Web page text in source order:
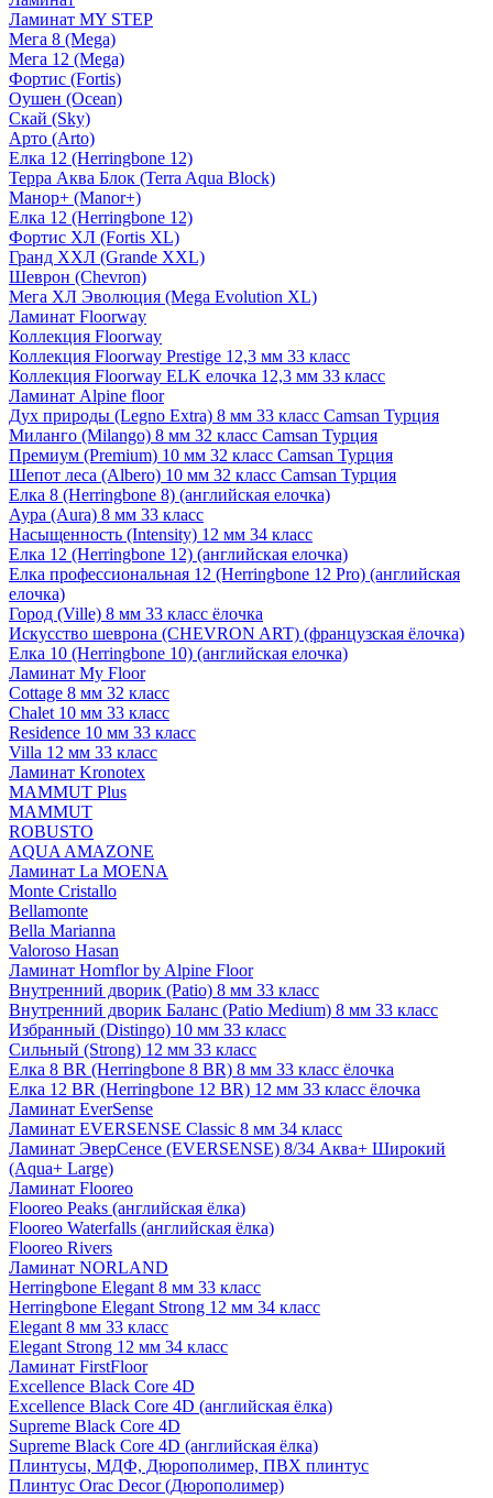
Ламинат MY STEP
Мега 8 (Mega)
Мега 12 (Mega)
Фортис (Fortis)
Оушен (Ocean)
Скай (Sky)
Арто (Arto)
Елка 12 (Herringbone 12)
Терра Аква Блок (Terra Aqua Block)
Манор+ (Manor+)
Елка 12 (Herringbone 12)
Фортис ХЛ (Fortis XL)
Гранд ХХЛ (Grande XXL)
Шеврон (Chevron)
Мега ХЛ Эволюция (Mega Evolution XL)
Ламинат Floorway
Коллекция Floorway
Коллекция Floorway Prestige 12,3 мм 33 класс
Коллекция Floorway ELK елочка 12,3 мм 33 класс
Ламинат Alpine floor
Дух природы (Legno Extra) 8 мм 33 класс Camsan Турция
Миланго (Milango) 8 мм 32 класс Camsan Турция
Премиум (Premium) 10 мм 32 класс Camsan Турция
Шепот леса (Albero) 10 мм 32 класс Camsan Турция
Елка 8 (Herringbone 8) (английская елочка)
Аура (Aura) 8 мм 33 класс
Насыщенность (Intensity) 12 мм 34 класс
Елка 12 (Herringbone 12) (английская елочка)
Елка профессиональная 12 (Herringbone 12 Pro) (английская
елочка)
Город (Ville) 8 мм 33 класс ёлочка
Искусство шеврона (CHEVRON ART) (французская ёлочка)
Елка 10 (Herringbone 10) (английская елочка)
Ламинат My Floor
Cottage 8 мм 32 класс
Chalet 10 мм 33 класс
Residence 10 мм 33 класс
Villa 12 мм 33 класс
Ламинат Kronotex
MAMMUT Plus
MAMMUT
ROBUSTO
AQUA AMAZONE
Ламинат La MOENA
Monte Cristallo
Bellamonte
Bella Marianna
Valoroso Hasan
Ламинат Homflor by Alpine Floor
Внутренний дворик (Patio) 8 мм 33 класс
Внутренний дворик Баланс (Patio Medium) 8 мм 33 класс
Избранный (Distingo) 10 мм 33 класс
Сильный (Strong) 12 мм 33 класс
Елка 8 BR (Herringbone 8 BR) 8 мм 33 класс ёлочка
Елка 12 BR (Herringbone 12 BR) 12 мм 33 класс ёлочка
Ламинат EverSense
Ламинат EVERSENSE Classic 8 мм 34 класс
Ламинат ЭверСенсе (EVERSENSE) 8/34 Аква+ Широкий
(Aqua+ Large)
Ламинат Flooreo
Flooreo Peaks (английская ёлка)
Flooreo Waterfalls (английская ёлка)
Flooreo Rivers
Ламинат NORLAND
Herringbone Elegant 8 мм 33 класс
Herringbone Elegant Strong 12 мм 34 класс
Elegant 8 мм 33 класс
Elegant Strong 12 мм 34 класс
Ламинат FirstFloor
Excellence Black Core 4D
Excellence Black Core 4D (английская ёлка)
Supreme Black Core 4D
Supreme Black Core 4D (английская ёлка)
Плинтусы, МДФ, Дюрополимер, ПВХ плинтус
Плинтус Orac Decor (Дюрополимер)